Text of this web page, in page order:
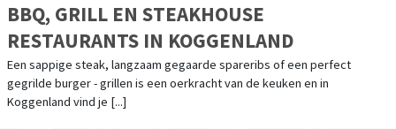
BBQ, GRILL EN STEAKHOUSE
RESTAURANTS IN KOGGENLAND
Een sappige steak, langzaam gegaarde spareribs of een perfect
gegrilde burger - grillen is een oerkracht van de keuken en in
Koggenland vind je [...]